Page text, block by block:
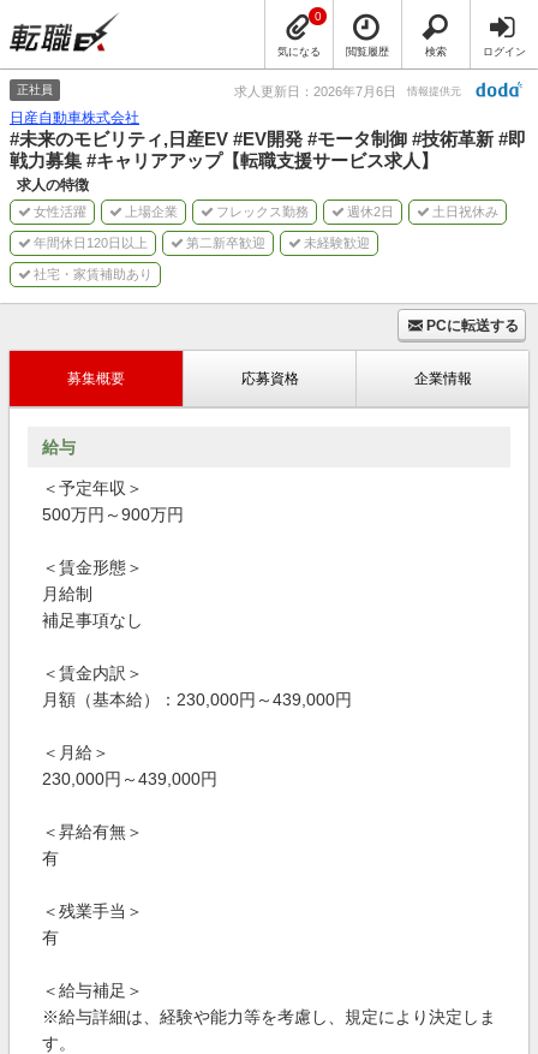
気になる
0
閲覧履歴 検索 ログイン
正社員 求人更新日：2026年7月6日 情報提供元
日産自動車株式会社
#未来のモビリティ,日産EV #EV開発 #モータ制御 #技術革新 #即
戦力募集 #キャリアアップ【転職支援サービス求人】
求人の特徴
女性活躍 上場企業 フレックス勤務 週休2日 土日祝休み
年間休日120日以上 第二新卒歓迎 未経験歓迎
社宅・家賃補助あり
PCに転送する
募集概要 応募資格 企業情報
給与
＜予定年収＞
500万円～900万円
＜賃金形態＞
月給制
補足事項なし
＜賃金内訳＞
月額（基本給）：230,000円～439,000円
＜月給＞
230,000円～439,000円
＜昇給有無＞
有
＜残業手当＞
有
＜給与補足＞
※給与詳細は、経験や能力等を考慮し、規定により決定しま
す。